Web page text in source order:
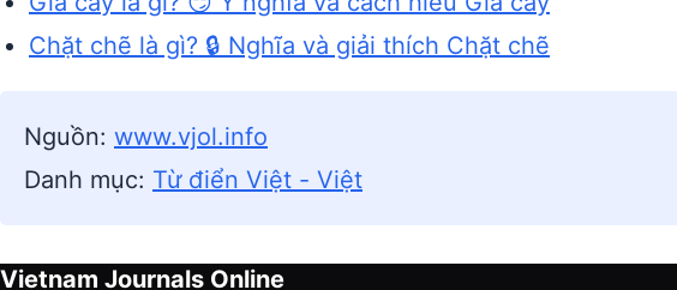
Chặt chẽ là gì? 🔒 Nghĩa và giải thích Chặt chẽ
Nguồn: www.vjol.info
Danh mục: Từ điển Việt - Việt
Vietnam Journals Online